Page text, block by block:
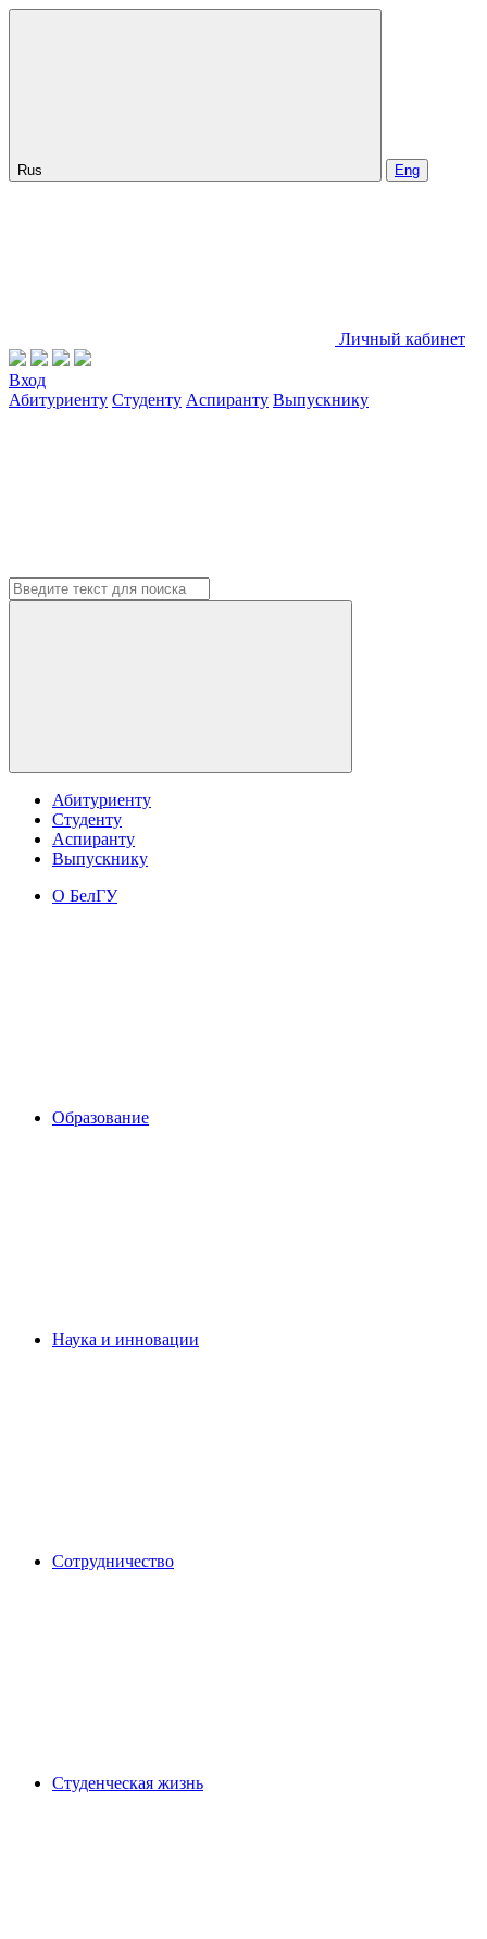
Rus Eng
Личный кабинет
Вход
Абитуриенту Студенту Аспиранту Выпускнику
Абитуриенту
Студенту
Аспиранту
Выпускнику
О БелГУ
Образование
Наука и инновации
Сотрудничество
Студенческая жизнь